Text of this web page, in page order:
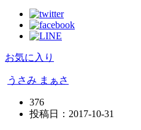
お気に入り
うさみ まぁさ
376
投稿日： 2017-10-31